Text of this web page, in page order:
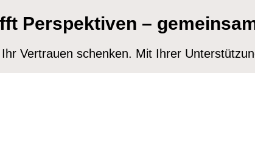
Perspektiven –
Vertrauen schenken. Mit Ihrer